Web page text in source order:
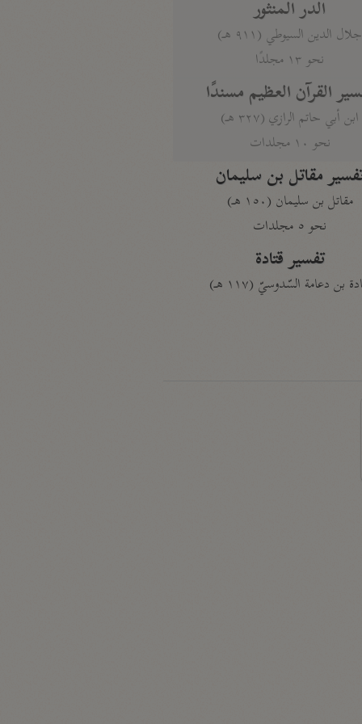
الدر المنثور
جلال الدين السيوطي (٩١١ هـ)
نحو ١٣ مجلدًا
القرآن العظيم مسندًا
ابن أبي حاتم الرازي (٣٢٧ هـ)
نحو ١٠ مجلدات
مقاتل بن سليمان
مقاتل بن سليمان (١٥٠ هـ)
نحو ٥ مجلدات
تفسير قتادة
بن دعامة السّدوسيّ (١١٧ هـ)